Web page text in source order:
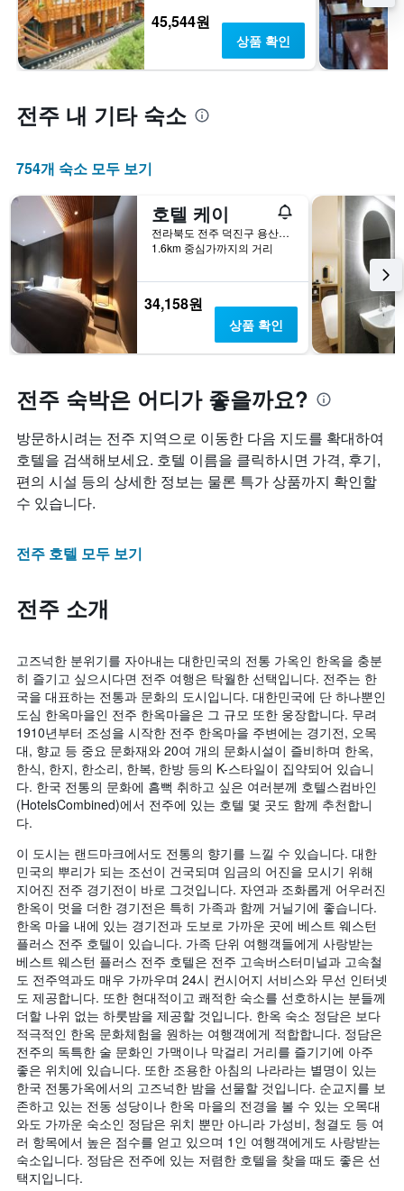
45,544원
상품 확인
전주 내 기타 숙소
754개 숙소 모두 보기
호텔 케이
전라북도 전주 덕진구 용산2길 5
1.6km 중심가까지의 거리
34,158원
상품 확인
전주 숙박은 어디가 좋을까요?
방문하시려는 전주 지역으로 이동한 다음 지도를 확대하여
호텔을 검색해보세요. 호텔 이름을 클릭하시면 가격, 후기,
편의 시설 등의 상세한 정보는 물론 특가 상품까지 확인할
수 있습니다.
전주 호텔 모두 보기
전주 소개
고즈넉한 분위기를 자아내는 대한민국의 전통 가옥인 한옥을 충분
히 즐기고 싶으시다면 전주 여행은 탁월한 선택입니다. 전주는 한
국을 대표하는 전통과 문화의 도시입니다. 대한민국에 단 하나뿐인
도심 한옥마을인 전주 한옥마을은 그 규모 또한 웅장합니다. 무려
1910년부터 조성을 시작한 전주 한옥마을 주변에는 경기전, 오목
대, 향교 등 중요 문화재와 20여 개의 문화시설이 즐비하며 한옥,
한식, 한지, 한소리, 한복, 한방 등의 K-스타일이 집약되어 있습니
다. 한국 전통의 문화에 흠뻑 취하고 싶은 여러분께 호텔스컴바인
(HotelsCombined)에서 전주에 있는 호텔 몇 곳도 함께 추천합니
다.
이 도시는 랜드마크에서도 전통의 향기를 느낄 수 있습니다. 대한
민국의 뿌리가 되는 조선이 건국되며 임금의 어진을 모시기 위해
지어진 전주 경기전이 바로 그것입니다. 자연과 조화롭게 어우러진
한옥이 멋을 더한 경기전은 특히 가족과 함께 거닐기에 좋습니다.
한옥 마을 내에 있는 경기전과 도보로 가까운 곳에 베스트 웨스턴
플러스 전주 호텔이 있습니다. 가족 단위 여행객들에게 사랑받는
베스트 웨스턴 플러스 전주 호텔은 전주 고속버스터미널과 고속철
도 전주역과도 매우 가까우며 24시 컨시어지 서비스와 무선 인터넷
도 제공합니다. 또한 현대적이고 쾌적한 숙소를 선호하시는 분들께
더할 나위 없는 하룻밤을 제공할 것입니다. 한옥 숙소 정담은 보다
적극적인 한옥 문화체험을 원하는 여행객에게 적합합니다. 정담은
전주의 독특한 술 문화인 가맥이나 막걸리 거리를 즐기기에 아주
좋은 위치에 있습니다. 또한 조용한 아침의 나라라는 별명이 있는
한국 전통가옥에서의 고즈넉한 밤을 선물할 것입니다. 순교지를 보
존하고 있는 전동 성당이나 한옥 마을의 전경을 볼 수 있는 오목대
와도 가까운 숙소인 정담은 위치 뿐만 아니라 가성비, 청결도 등 여
러 항목에서 높은 점수를 얻고 있으며 1인 여행객에게도 사랑받는
숙소입니다. 정담은 전주에 있는 저렴한 호텔을 찾을 때도 좋은 선
택지입니다.